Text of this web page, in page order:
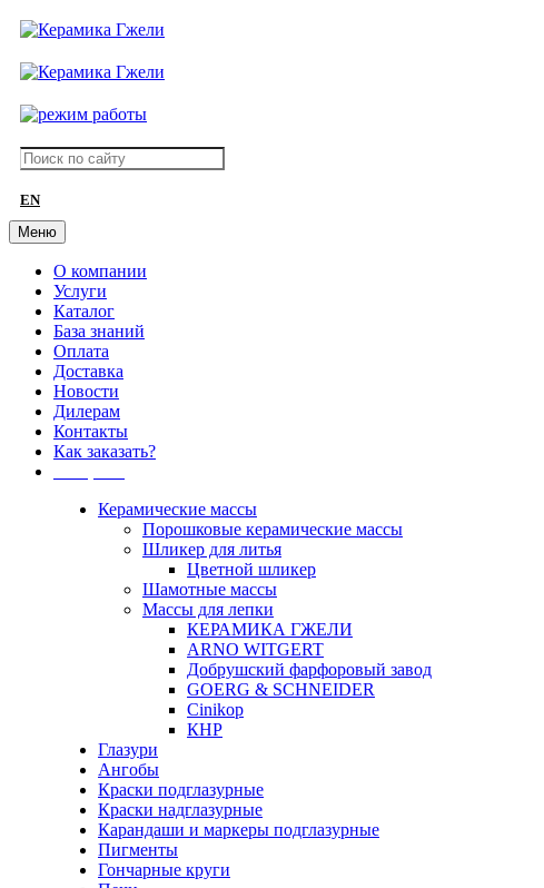
EN
Меню
О компании
Услуги
Каталог
База знаний
Оплата
Доставка
Новости
Дилерам
Контакты
Как заказать?
Керамические массы
Порошковые керамические массы
Шликер для литья
Цветной шликер
Шамотные массы
Массы для лепки
КЕРАМИКА ГЖЕЛИ
ARNO WITGERT
Добрушский фарфоровый завод
GOERG & SCHNEIDER
Cinikop
КНР
Глазури
Ангобы
Краски подглазурные
Краски надглазурные
Карандаши и маркеры подглазурные
Пигменты
Гончарные круги